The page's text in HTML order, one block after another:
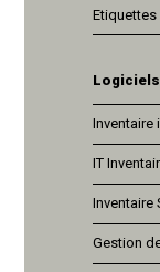
Logiciels
IT
Inventaire
Gestion